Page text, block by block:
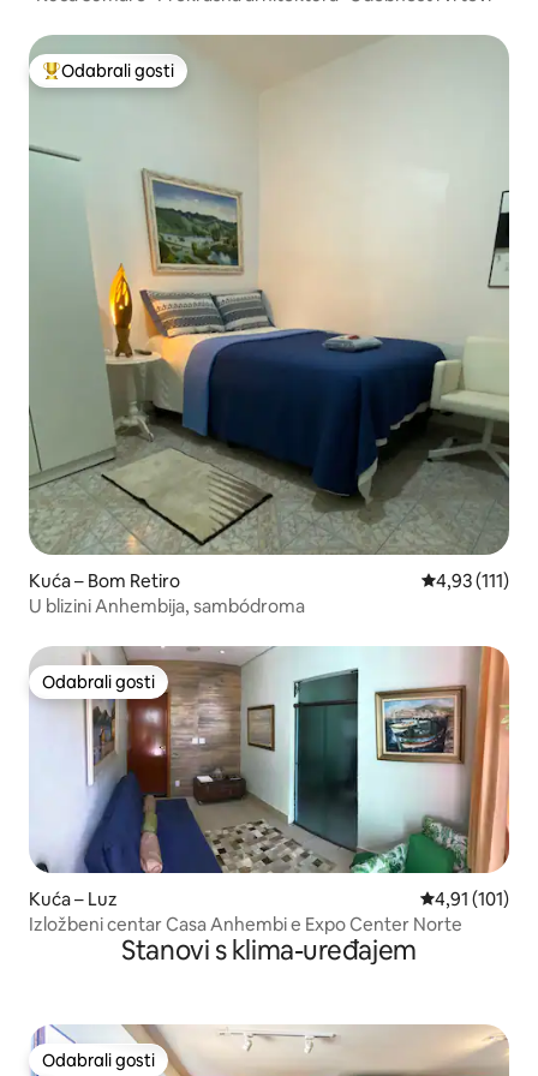
Među najviše rangiranima s oznakom „Odabrali gosti”
Odabrali gosti
Kuća – Bom Retiro Prosječna
4,93 (111)
U blizini Anhembija, sambódroma
Odabrali gosti
Odabrali gosti
Kuća – Luz Prosječna
4,91 (101)
Izložbeni centar Casa Anhembi e Expo Center Norte
Stanovi s klima-uređajem
Odabrali gosti
Odabrali gosti